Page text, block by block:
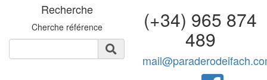
Recherche
Cherche référence (+34) 965 874
489